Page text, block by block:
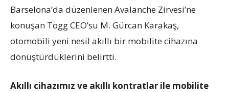
Barselona’da düzenlenen Avalanche Zirvesi’ne
konuşan Togg CEO’su M. Gürcan Karakaş,
otomobili yeni nesil akıllı bir mobilite cihazına
dönüştürdüklerini belirtti.
Akıllı cihazımız ve akıllı kontratlar ile mobilite